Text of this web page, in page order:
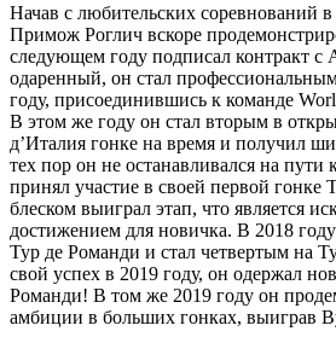
Начав с любительских соревнований
Примож Роглич вскоре
следующем году подписал контракт с
одаренный, он стал
году, присоединившись к команде
В этом же году он стал вторым в
д’Италия гонке на время и получил
тех пор он не останавливался на пути
принял участие в своей первой гонке
блеском выиграл этап, что является
достижением для новичка. В 2018
Тур де Романди и стал четвертым на
свой успех в 2019 году, он одержал
Романди! В том же 2019 году он
амбиции в больших гонках, выиграв